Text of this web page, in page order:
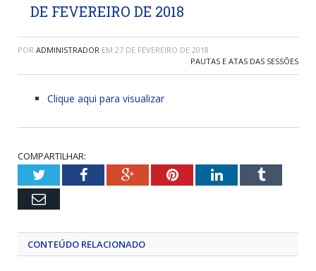
DE FEVEREIRO DE 2018
POR ADMINISTRADOR EM 27 DE FEVEREIRO DE 2018
PAUTAS E ATAS DAS SESSÕES
Clique aqui para visualizar
COMPARTILHAR:
TwitterFacebookGoogle+PinterestLinkedInTumblr
Email
CONTEÚDO RELACIONADO